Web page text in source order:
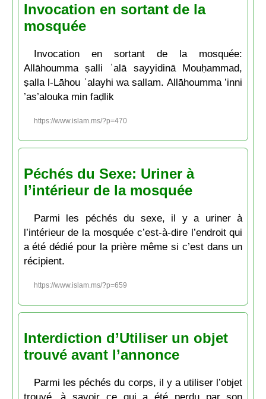
Invocation en sortant de la
mosquée
Invocation en sortant de la mosquée:
Allāhoumma ṣalli ʿalā sayyidinā Mouḥammad,
ṣalla l-Lāhou ʿalayhi wa sallam. Allāhoumma ’inni
’as’alouka min faḍlik
https://www.islam.ms/?p=470
Péchés du Sexe: Uriner à
l’intérieur de la mosquée
Parmi les péchés du sexe, il y a uriner à
l’intérieur de la mosquée c’est-à-dire l’endroit qui
a été dédié pour la prière même si c’est dans un
récipient.
https://www.islam.ms/?p=659
Interdiction d’Utiliser un objet
trouvé avant l’annonce
Parmi les péchés du corps, il y a utiliser l’objet
trouvé, à savoir ce qui a été perdu par son